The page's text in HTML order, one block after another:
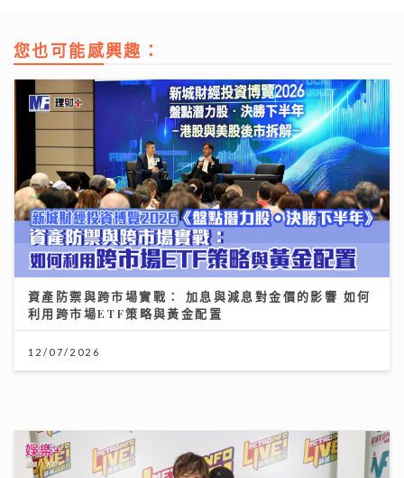
您也可能感興趣：
資產防禦與跨市場實戰： 加息與減息對金價的影響 如何
利用跨市場ETF策略與黃金配置
12/07/2026